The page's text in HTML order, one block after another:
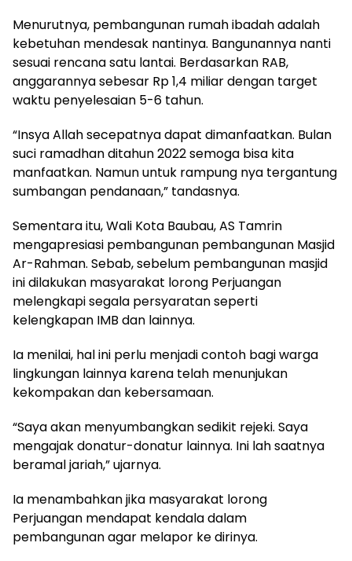
Menurutnya, pembangunan rumah ibadah adalah
kebetuhan mendesak nantinya. Bangunannya nanti
sesuai rencana satu lantai. Berdasarkan RAB,
anggarannya sebesar Rp 1,4 miliar dengan target
waktu penyelesaian 5-6 tahun.
“Insya Allah secepatnya dapat dimanfaatkan. Bulan
suci ramadhan ditahun 2022 semoga bisa kita
manfaatkan. Namun untuk rampung nya tergantung
sumbangan pendanaan,” tandasnya.
Sementara itu, Wali Kota Baubau, AS Tamrin
mengapresiasi pembangunan pembangunan Masjid
Ar-Rahman. Sebab, sebelum pembangunan masjid
ini dilakukan masyarakat lorong Perjuangan
melengkapi segala persyaratan seperti
kelengkapan IMB dan lainnya.
Ia menilai, hal ini perlu menjadi contoh bagi warga
lingkungan lainnya karena telah menunjukan
kekompakan dan kebersamaan.
“Saya akan menyumbangkan sedikit rejeki. Saya
mengajak donatur-donatur lainnya. Ini lah saatnya
beramal jariah,” ujarnya.
Ia menambahkan jika masyarakat lorong
Perjuangan mendapat kendala dalam
pembangunan agar melapor ke dirinya.